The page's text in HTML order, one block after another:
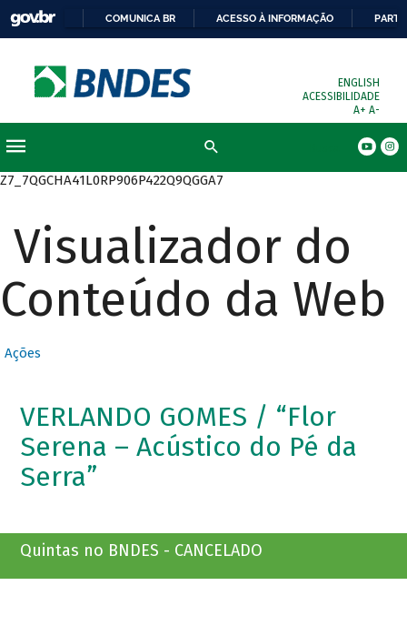
COMUNICA BR ACESSO À INFORMAÇÃO
ENGLISH
ACESSIBILIDADE
A+ A-
Z7_7QGCHA41L0RP906P422Q9QGGA7
Visualizador do
Conteúdo da Web
Ações
VERLANDO GOMES / “Flor
Serena – Acústico do Pé da
Serra”
Quintas no BNDES - CANCELADO